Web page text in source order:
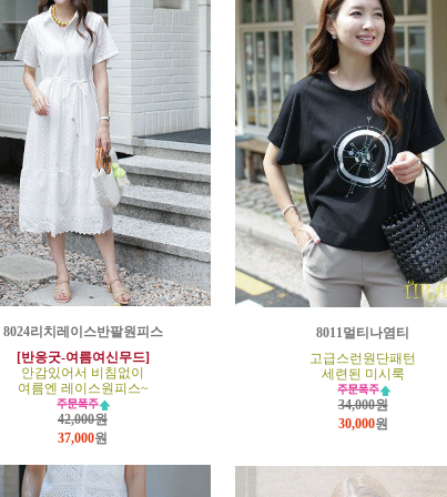
8024리치레이스반팔원피스
[반응굿-여름여신무드]
안감있어서 비침없이
여름엔 레이스원피스~
42,000원
37,000원
8011멀티나염티
고급스런원단패턴
세련된 미시룩
34,000원
30,000원